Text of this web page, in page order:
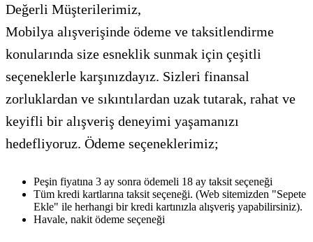
Değerli Müşterilerimiz,
Mobilya alışverişinde ödeme ve taksitlendirme
konularında size esneklik sunmak için çeşitli
seçeneklerle karşınızdayız. Sizleri finansal
zorluklardan ve sıkıntılardan uzak tutarak, rahat ve
keyifli bir alışveriş deneyimi yaşamanızı
hedefliyoruz. Ödeme seçeneklerimiz;
Peşin fiyatına 3 ay sonra ödemeli 18 ay taksit seçeneği
Tüm kredi kartlarına taksit seçeneği. (Web sitemizden "Sepete
Ekle" ile herhangi bir kredi kartınızla alışveriş yapabilirsiniz).
Havale, nakit ödeme seçeneği